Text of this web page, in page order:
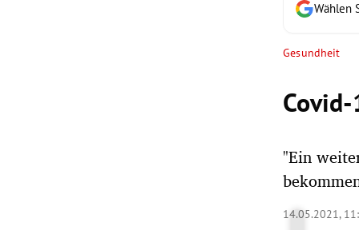
Wählen
Gesundheit
"Ein
14.05.2021,